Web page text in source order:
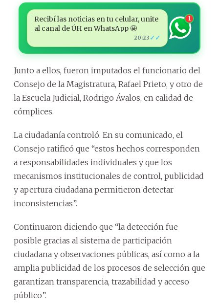
Recibí las noticias en tu celular, unite
al canal de ÚH en WhatsApp 🤩
20:23 ✓✓
1
Junto a ellos, fueron imputados el funcionario del
Consejo de la Magistratura, Rafael Prieto, y otro de
la Escuela Judicial, Rodrigo Ávalos, en calidad de
cómplices.
La ciudadanía controló. En su comunicado, el
Consejo ratificó que “estos hechos corresponden
a responsabilidades individuales y que los
mecanismos institucionales de control, publicidad
y apertura ciudadana permitieron detectar
inconsistencias”.
Continuaron diciendo que “la detección fue
posible gracias al sistema de participación
ciudadana y observaciones públicas, así como a la
amplia publicidad de los procesos de selección que
garantizan transparencia, trazabilidad y acceso
público”.